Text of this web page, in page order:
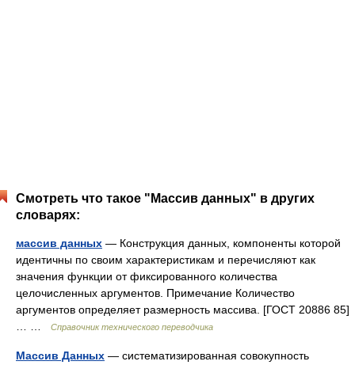
Смотреть что такое "Массив данных" в других
словарях:
массив данных — Конструкция данных, компоненты которой
идентичны по своим характеристикам и перечисляют как
значения функции от фиксированного количества
целочисленных аргументов. Примечание Количество
аргументов определяет размерность массива. [ГОСТ 20886 85]
Справочник технического переводчика
Массив Данных — систематизированная совокупность